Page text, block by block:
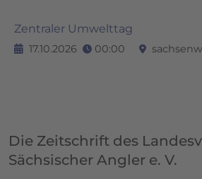
Zentraler Umwelttag
17.10.2026 00:00
Die Zeitschrift des
Sächsischer Angler e. V.